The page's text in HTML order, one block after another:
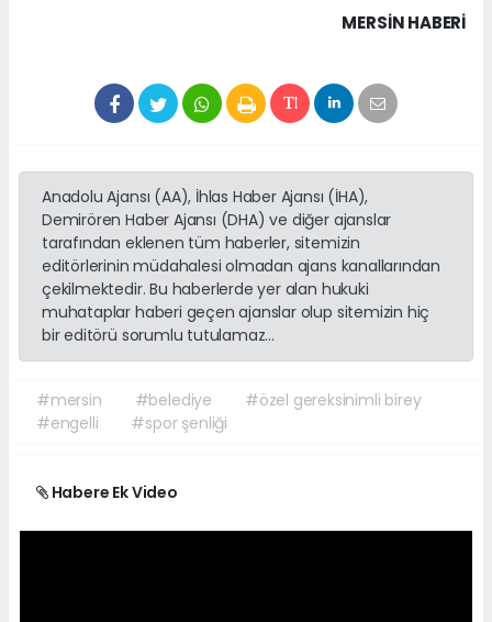
MERSIN HABERİ
Anadolu Ajansı (AA), İhlas Haber Ajansı (İHA),
Demirören Haber Ajansı (DHA) ve diğer ajanslar
tarafından eklenen tüm haberler, sitemizin
editörlerinin müdahalesi olmadan ajans kanallarından
çekilmektedir. Bu haberlerde yer alan hukuki
muhataplar haberi geçen ajanslar olup sitemizin hiç
bir editörü sorumlu tutulamaz...
#mersin #belediye
#özel gereksinimli birey
#engelli
#spor şenliği
Habere Ek Video